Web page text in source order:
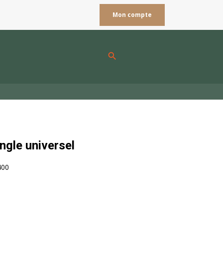
Mon compte
search
universel